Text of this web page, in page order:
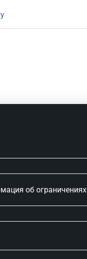
об ограничениях